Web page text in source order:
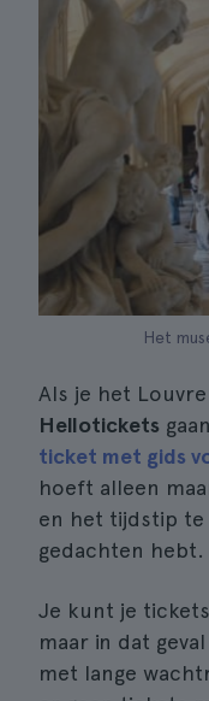
Het
Als je het
Hellotickets
ticket met gids
hoeft alleen
en het tijdstip te
gedachten hebt.
Je kunt je
maar in dat
met lange